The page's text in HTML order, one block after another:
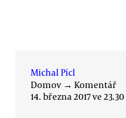
Michal Pícl
Domov → Komentář
14. března 2017 ve 23.30